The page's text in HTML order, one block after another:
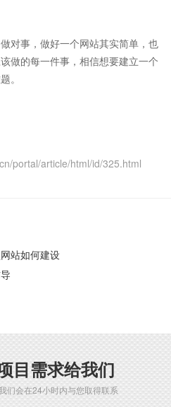
事，做好一个网站其实简单，也
做的每一件事，相信想要建立一个
。
portal/article/html/id/325.html
站如何建设
目需求给我们
们会在24小时内与您取得联系